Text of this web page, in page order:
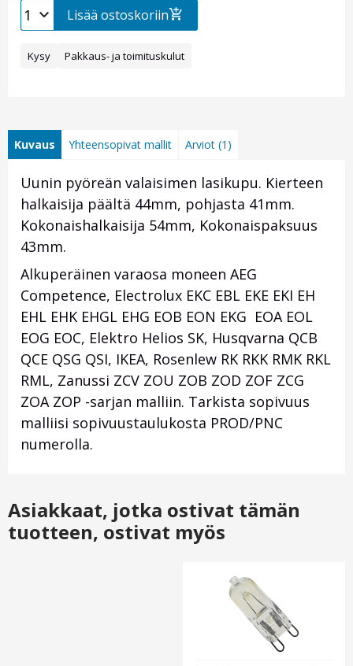
Lisää ostoskoriin
Kysy Pakkaus- ja toimituskulut
Kuvaus Yhteensopivat mallit Arviot (1)
Uunin pyöreän valaisimen lasikupu. Kierteen
halkaisija päältä 44mm, pohjasta 41mm.
Kokonaishalkaisija 54mm, Kokonaispaksuus
43mm.
Alkuperäinen varaosa moneen AEG
Competence, Electrolux EKC EBL EKE EKI EH
EHL EHK EHGL EHG EOB EON EKG EOA EOL
EOG EOC, Elektro Helios SK, Husqvarna QCB
QCE QSG QSI, IKEA, Rosenlew RK RKK RMK RKL
RML, Zanussi ZCV ZOU ZOB ZOD ZOF ZCG
ZOA ZOP -sarjan malliin. Tarkista sopivuus
malliisi sopivuustaulukosta PROD/PNC
numerolla.
Asiakkaat, jotka ostivat tämän
tuotteen, ostivat myös